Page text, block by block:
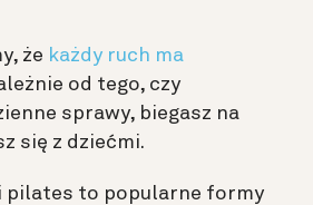
że każdy ruch ma
od tego, czy
sprawy, biegasz na
się z dziećmi.
pilates to popularne formy